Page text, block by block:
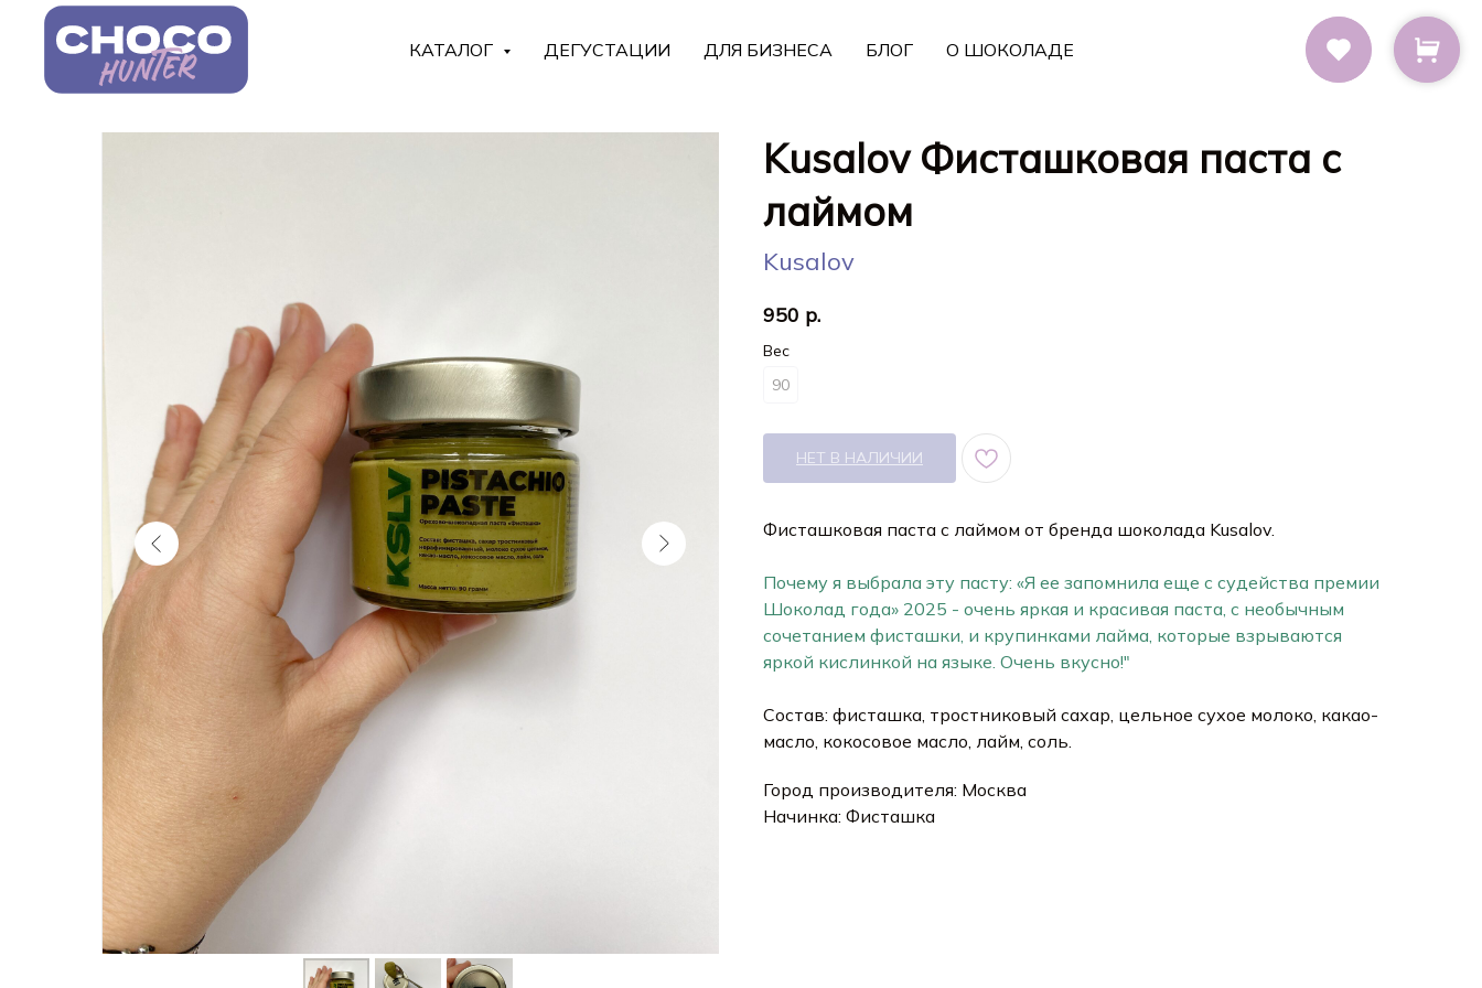
КАТАЛОГ ДЕГУСТАЦИИ ДЛЯ БИЗНЕСА БЛОГ О ШОКОЛАДЕ
Kusalov Фисташковая паста с
лаймом
Kusalov
950 р.
Вес
90
НЕТ В НАЛИЧИИ
Фисташковая паста с лаймом от бренда шоколада Kusalov.
Почему я выбрала эту пасту: «Я ее запомнила еще с судейства премии
Шоколад года» 2025 - очень яркая и красивая паста, с необычным
сочетанием фисташки, и крупинками лайма, которые взрываются
яркой кислинкой на языке. Очень вкусно!"
Состав: фисташка, тростниковый сахар, цельное сухое молоко, какао-
масло, кокосовое масло, лайм, соль.
Город производителя: Москва
Начинка: Фисташка